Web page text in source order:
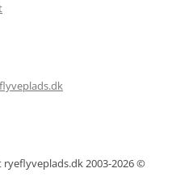
ryeflyveplads.dk 2003-2026 ©